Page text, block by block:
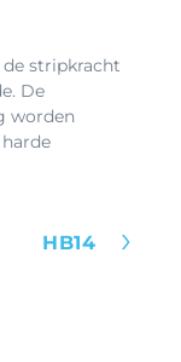
stripkracht
De
worden
HB14